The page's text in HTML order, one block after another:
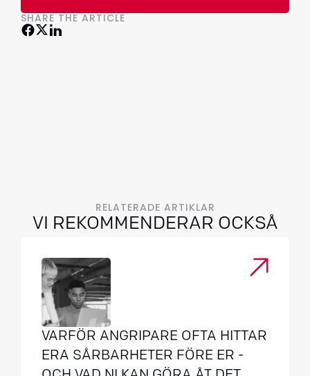
SHARE THE ARTICLE
RELATERADE ARTIKLAR
VI REKOMMENDERAR OCKSÅ
VARFÖR ANGRIPARE OFTA HITTAR
ERA SÅRBARHETER FÖRE ER -